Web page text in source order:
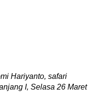
Hariyanto, safari
I, Selasa 26 Maret